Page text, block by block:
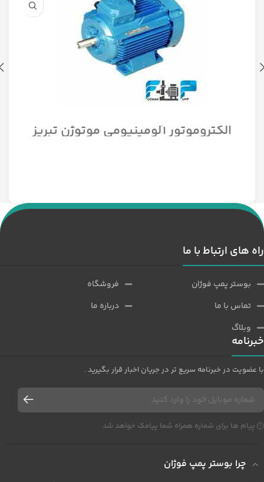
الکتروموتور آلومینیومی موتوژن تبریز
سه فاز مدل 1/12 اسب 1500 دور
راه های ارتباط با ما
بوستر پمپ فوژان
تماس با ما
وبلاگ
فروشگاه
درباره ما
خبرنامه
با عضویت در خبرنامه سریع تر در جریان اخبار قرار بگیرید .
پیام ها برای شماره همراه شما پیامک خواهد شد
چرا بوستر پمپ فوژان